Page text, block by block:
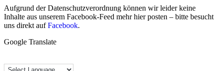
Aufgrund der Datenschutzverordnung können wir leider keine
Inhalte aus unserem Facebook-Feed mehr hier posten – bitte besucht
uns direkt aufFacebook.
Google Translate